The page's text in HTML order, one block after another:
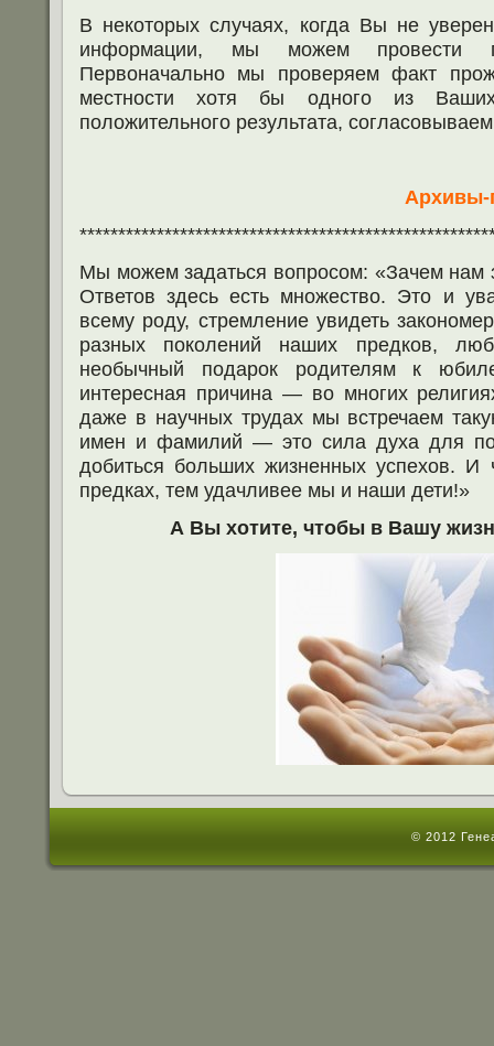
В некоторых случаях, когда Вы не
информации, мы можем провести
Первоначально мы проверяем факт
местности хотя бы одного из
положительного результата,
Архивы-
Мы можем задаться вопросом: «Зачем нам
Ответов здесь есть множество. Это и
всему роду, стремление увидеть
разных поколений наших предков,
необычный подарок родителям к
интересная причина — во многих
даже в научных трудах мы встречаем
имен и фамилий — это сила духа для
добиться больших жизненных успехов.
предках, тем удачливее мы и наши дети!»
А Вы хотите, чтобы в Вашу
© 2012